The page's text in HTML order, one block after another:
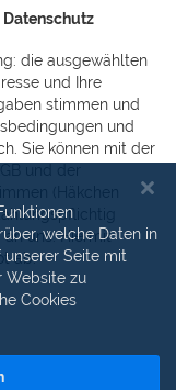
die ausgewählten
und Ihre
stimmen und
und
Sie können mit der
uns. Hiermit
ab.
welche Daten in
Seite mit
Website zu
Cookies